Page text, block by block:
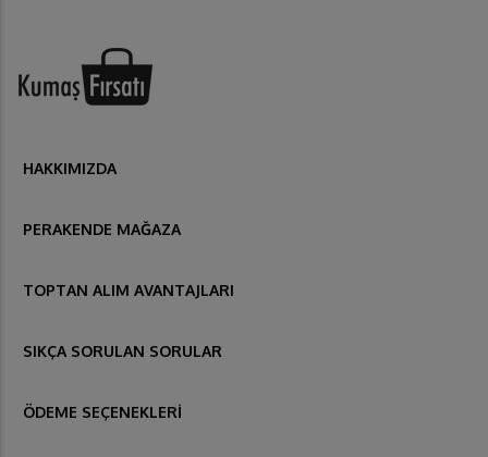
HAKKIMIZDA
PERAKENDE MAĞAZA
TOPTAN ALIM AVANTAJLARI
SIKÇA SORULAN SORULAR
ÖDEME SEÇENEKLERİ